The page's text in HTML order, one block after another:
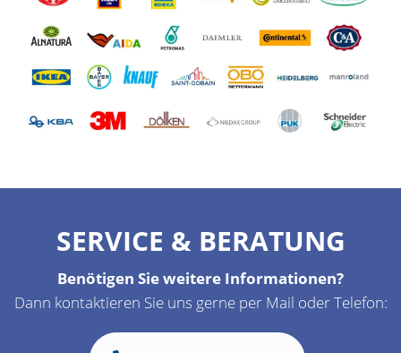
SERVICE & BERATUNG
Benötigen Sie weitere Informationen?
Dann kontaktieren Sie uns gerne per Mail oder Telefon: